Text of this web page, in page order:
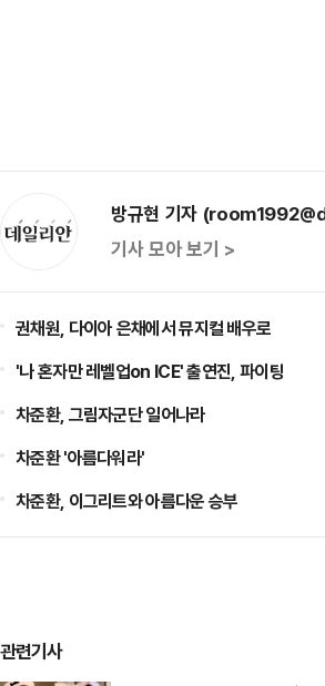
방규현 기자
기사 모아 보기 >
권채원, 다이아 은채에서 뮤지컬 배우로
'나 혼자만 레벨업on ICE' 출연진, 파이팅
차준환, 그림자군단 일어나라
차준환 '아름다워라'
차준환, 이그리트와 아름다운 승부
관련기사